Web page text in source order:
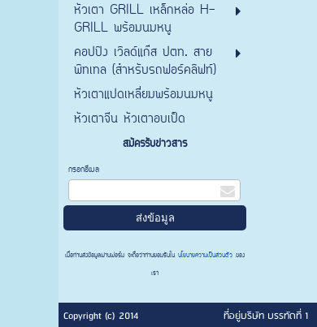
หัวเตา GRILL เหล็กหล่อ H-
GRILL พร้อมนมหนู
คอปปิง เวิลด์แก๊ส ปตท. สาย
พิทเทล (สำหรับรถฟอร์คลิฟท์)
หัวเตาแปดเหลี่ยมพร้อมนมหนู
หัวเตาจีน หัวเตาอบเป็ด
สมัครรับข่าวสาร
กรอกอีเมล
เมื่อท่านส่งข้อมูลผ่านฟอร์ม จะถือว่าท่านยอมรับในนโยบายความเป็นส่วนตัวของ
เรา
Copyright (c) 2014
ที่อยู่บริษัท บรรทัดที่ 1